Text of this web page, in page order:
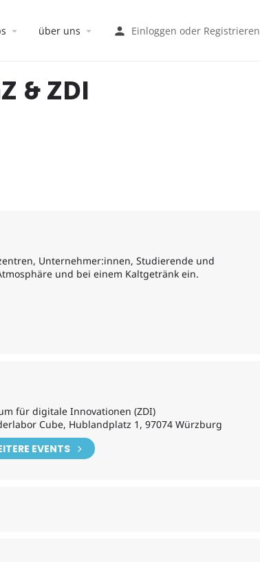
über uns Einloggen oder Registrieren
& ZDI
Unternehmer:innen, Studierende und
und bei einem Kaltgetränk ein.
für digitale Innovationen (ZDI)
Cube, Hublandplatz 1, 97074 Würzburg
EVENTS